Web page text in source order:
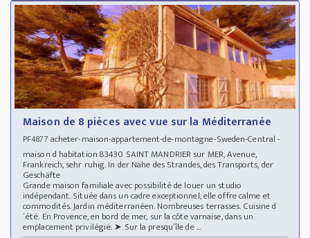
Maison de 8 pièces avec vue sur la Méditerranée
PF4877 acheter-maison-appartement-de-montagne-Sweden-Central -
maison d habitation 83430 SAINT MANDRIER sur MER, Avenue,
Frankreich, sehr ruhig. In der Nähe des Strandes, des Transports, der
Geschäfte
Grande maison familiale avec possibilité de louer un studio
indépendant. Située dans un cadre exceptionnel, elle offre calme et
commodités. Jardin méditerranéen. Nombreuses terrasses. Cuisine d
´été. En Provence, en bord de mer, sur la côte varnaise, dans un
emplacement privilégié. ➤ Sur la presqu´île de ...